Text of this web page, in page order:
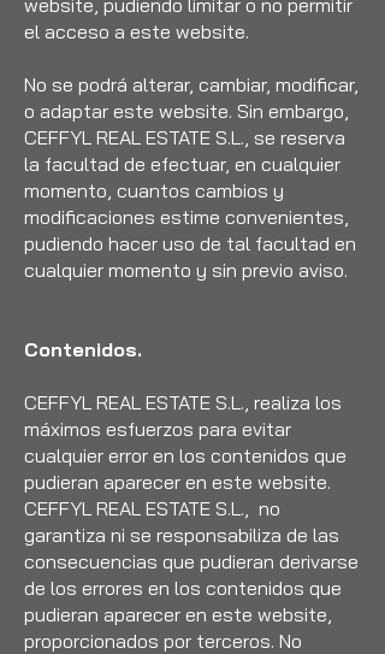
website, pudiendo limitar o no permitir
el acceso a este website.
No se podrá alterar, cambiar, modificar,
o adaptar este website. Sin embargo,
CEFFYL REAL ESTATE S.L., se reserva
la facultad de efectuar, en cualquier
momento, cuantos cambios y
modificaciones estime convenientes,
pudiendo hacer uso de tal facultad en
cualquier momento y sin previo aviso.
Contenidos.
CEFFYL REAL ESTATE S.L., realiza los
máximos esfuerzos para evitar
cualquier error en los contenidos que
pudieran aparecer en este website.
CEFFYL REAL ESTATE S.L., no
garantiza ni se responsabiliza de las
consecuencias que pudieran derivarse
de los errores en los contenidos que
pudieran aparecer en este website,
proporcionados por terceros. No